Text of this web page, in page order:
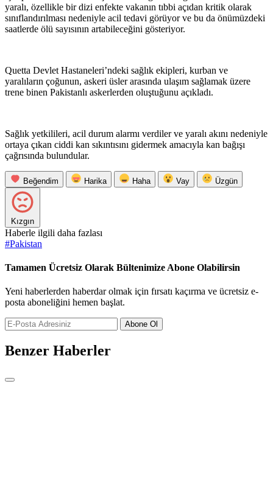
yaralı, özellikle bir dizi enfekte vakanın tıbbi açıdan kritik olarak
sınıflandırılması nedeniyle acil tedavi görüyor ve bu da önümüzdeki
saatlerde ölü sayısının artabileceğini gösteriyor.
Quetta Devlet Hastaneleri’ndeki sağlık ekipleri, kurban ve
yaralıların çoğunun, askeri üsler arasında ulaşım sağlamak üzere
trene binen Pakistanlı askerlerden oluştuğunu açıkladı.
Sağlık yetkilileri, acil durum alarmı verdiler ve yaralı akını nedeniyle
ortaya çıkan ciddi kan sıkıntısını gidermek amacıyla kan bağışı
çağrısında bulundular.
Beğendim Harika Haha Vay Üzgün
Kızgın
Haberle ilgili daha fazlası
#Pakistan
Tamamen Ücretsiz Olarak Bültenimize Abone Olabilirsin
Yeni haberlerden haberdar olmak için fırsatı kaçırma ve ücretsiz e-
posta aboneliğini hemen başlat.
Abone Ol
Benzer Haberler